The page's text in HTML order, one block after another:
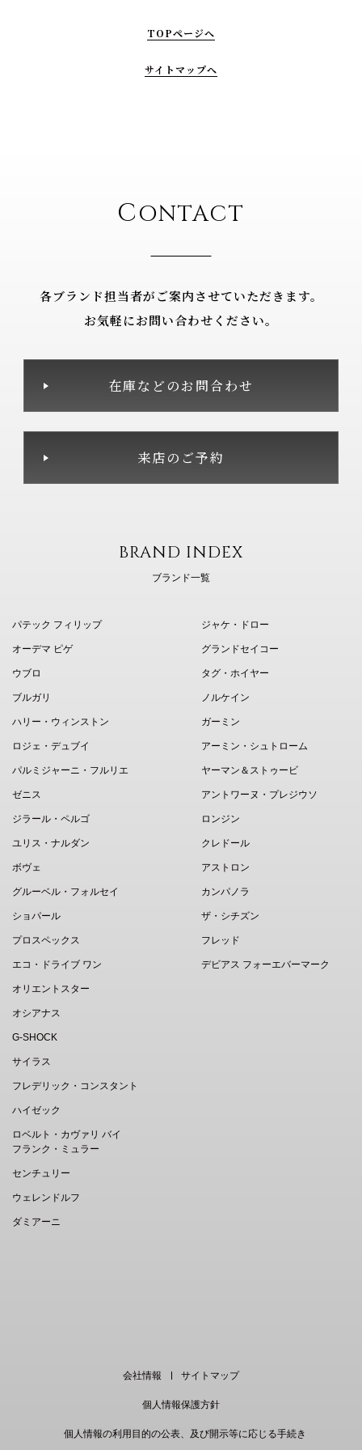
TOPページへ
サイトマップへ
CONTACT
各ブランド担当者がご案内させていただきます。
お気軽にお問い合わせください。
在庫などのお問合わせ
来店のご予約
BRAND INDEX
ブランド一覧
パテック フィリップ
オーデマ ピゲ
ウブロ
ブルガリ
ハリー・ウィンストン
ロジェ・デュブイ
パルミジャーニ・フルリエ
ゼニス
ジラール・ペルゴ
ユリス・ナルダン
ボヴェ
グルーベル・フォルセイ
ショパール
ジャケ・ドロー
グランドセイコー
タグ・ホイヤー
ノルケイン
ガーミン
アーミン・シュトローム
ヤーマン＆ストゥービ
アントワーヌ・プレジウソ
ロンジン
クレドール
アストロン
カンパノラ
ザ・シチズン
プロスペックス
エコ・ドライブ ワン
オリエントスター
オシアナス
G-SHOCK
サイラス
フレデリック・コンスタント
ハイゼック
ロベルト・カヴァリ バイ
フランク・ミュラー
センチュリー
ウェレンドルフ
ダミアーニ
フレッド
デビアス フォーエバーマーク
会社情報 サイトマップ
個人情報保護方針
個人情報の利用目的の公表、及び開示等に応じる手続き